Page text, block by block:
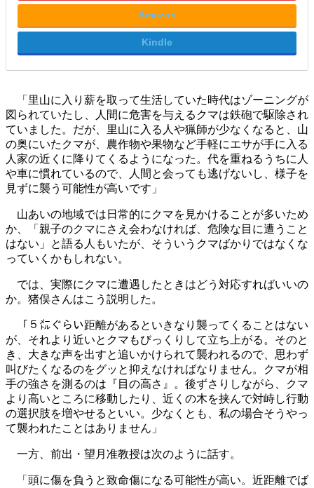
Amazon
Kindle
「里山に入り薪を取って生活していた時代はゾーニングが
図られていたし、人間に危害を与えるクマは鉄砲で駆除され
ていました。だが、里山に入る人や猟師が少なくなると、山
の奥にいたクマが、農作物や果物など手軽にエサが手に入る
人家の近くに降りてくるようになった。代を重ねるうちに人
や車に慣れているので、人間と会っても逃げないし、様子を
見ずに襲う可能性が高いです」
山あいの地域では日常的にクマを見かけることが多いため
か、「親子のクマにさえ会わなければ、危険な目に遭うこと
はない」と語る人もいたが、そういうクマばかりではなくな
っていくかもしれない。
では、実際にクマに遭遇したときはどう対応すればいいの
か。猪俣さんはこう説明した。
「５㍍ぐらい距離があるといきなり襲ってくることはない
が、それより近いとクマもびっくりして立ち上がる。そのと
き、大きな声を出すと追いかけられて襲われるので、思わず
叫びたくなるのをグッと抑えなければなりません。クマが相
手の強さを測るのは『目の高さ』。後ずさりしながら、クマ
より高いところに移動したり、近くの木を挟んで対峙し行動
の選択肢を増やせるといい。少なくとも、私の場合そうやっ
て襲われたことはありません」
一方、前出・望月准教授は次のように話す。
「頭に傷を負うと致命傷になる可能性が高い。近距離でば